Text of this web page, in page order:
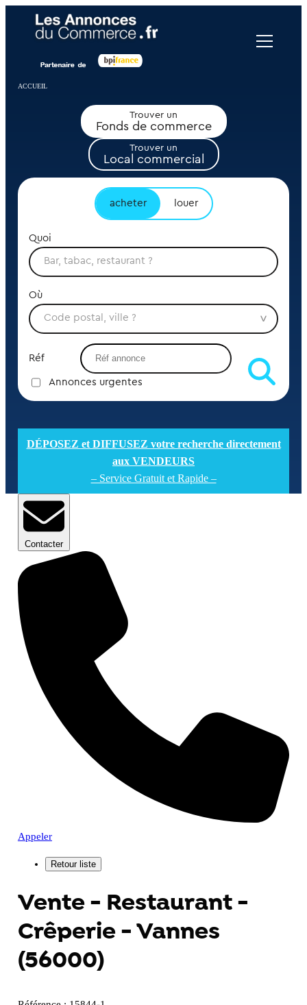
ACCUEIL
Trouver un
Fonds de commerce
Trouver un
Local commercial
acheter louer
Quoi
Où
Réf
Annonces urgentes
DÉPOSEZ et DIFFUSEZ votre recherche directement
aux VENDEURS
– Service Gratuit et Rapide –
Contacter
Appeler
Vente - Restaurant -
Crêperie - Vannes
(56000)
Panneau de gestion des cookies